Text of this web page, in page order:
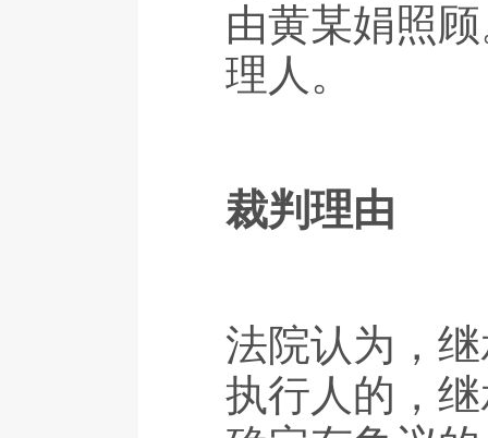
由黄某娟照
理人。
裁判理由
法院认为，
执行人的，